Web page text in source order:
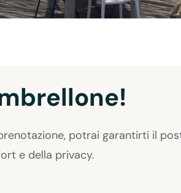
potrai garantirti il
e della privacy.